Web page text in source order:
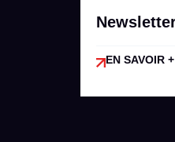
EN SAVOIR +